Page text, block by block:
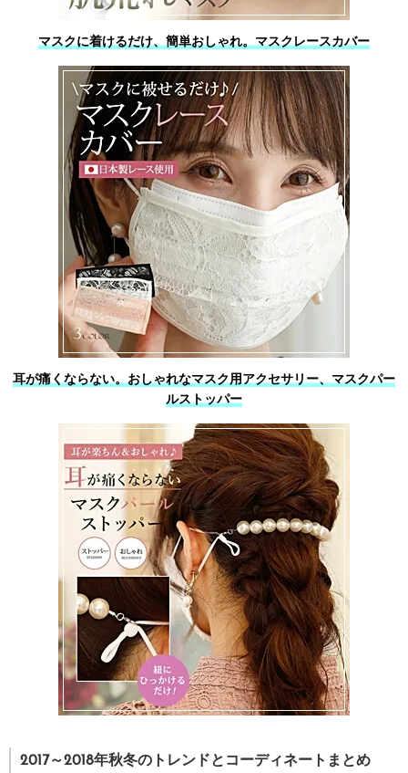
マスクに着けるだけ、簡単おしゃれ。マスクレースカバー
耳が痛くならない。おしゃれなマスク用アクセサリー、マスクパー
ルストッパー
2017～2018年秋冬のトレンドとコーディネートまとめ